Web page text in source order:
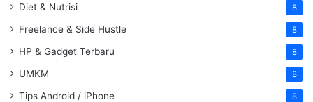
Diet & Nutrisi 8
Freelance & Side Hustle 8
HP & Gadget Terbaru 8
UMKM 8
Tips Android / iPhone 8